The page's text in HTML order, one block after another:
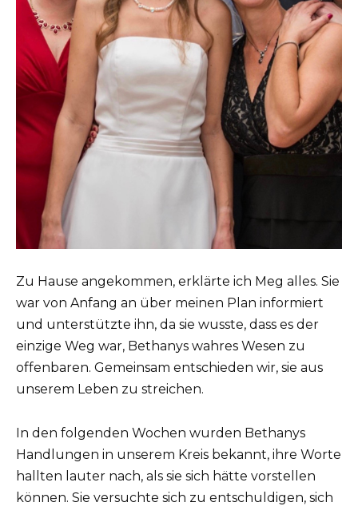
Zu Hause angekommen, erklärte ich Meg alles. Sie
war von Anfang an über meinen Plan informiert
und unterstützte ihn, da sie wusste, dass es der
einzige Weg war, Bethanys wahres Wesen zu
offenbaren. Gemeinsam entschieden wir, sie aus
unserem Leben zu streichen.
In den folgenden Wochen wurden Bethanys
Handlungen in unserem Kreis bekannt, ihre Worte
hallten lauter nach, als sie sich hätte vorstellen
können. Sie versuchte sich zu entschuldigen, sich